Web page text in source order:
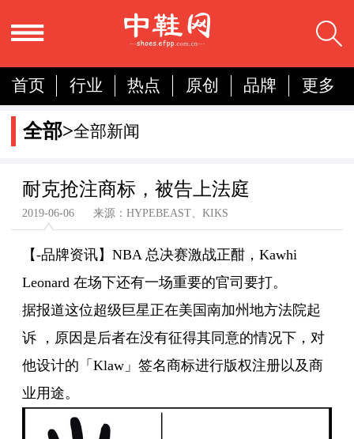
首页 行业 热点 原创 品牌
更多
国内
国际
分析
全部>全部新闻
耐克抢注商标，被告上法庭
2019-06-06 来源：HYPEBEAST、KIKS
【-品牌资讯】NBA 总决赛激战正酣，Kawhi
Leonard 在场下还有一场重要的官司要打。
据报道这位超级巨星正在美国南加州地方法院起
诉 ，原因是后者在没有征得其同意的情况下，对
他设计的「Klaw」签名商标进行版权注册以及商
业用途。